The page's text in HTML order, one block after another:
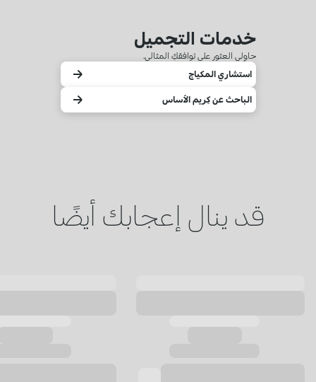
خدمات التجميل
حاوِلي العثور على توافقكِ المثالي.
استشاري المكياج
الباحث عن كِريم الأساس
قد ينال إعجابك أيضًا